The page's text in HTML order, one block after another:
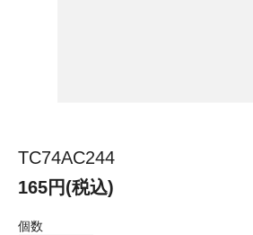
TC74AC244
165円(税込)
個数